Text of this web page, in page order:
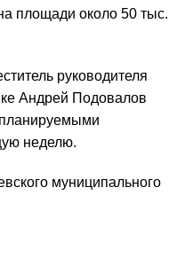
площади около 50 тыс.
руководителя
Андрей Подовалов
неделю.
муниципального